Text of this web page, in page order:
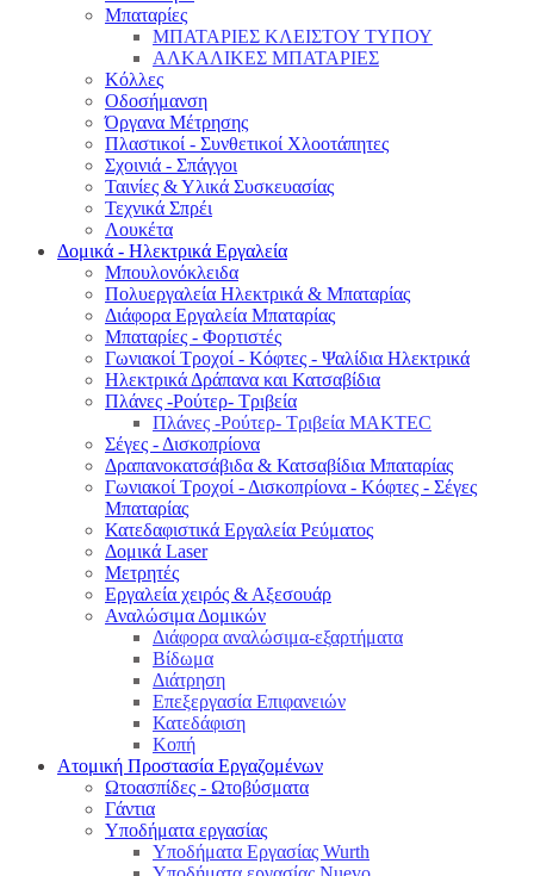
Μπαταρίες
ΜΠΑΤΑΡΙΕΣ ΚΛΕΙΣΤΟΥ ΤΥΠΟΥ
ΑΛΚΑΛΙΚΕΣ ΜΠΑΤΑΡΙΕΣ
Κόλλες
Οδοσήμανση
Όργανα Μέτρησης
Πλαστικοί - Συνθετικοί Χλοοτάπητες
Σχοινιά - Σπάγγοι
Ταινίες & Υλικά Συσκευασίας
Τεχνικά Σπρέι
Λουκέτα
Δομικά - Ηλεκτρικά Εργαλεία
Μπουλονόκλειδα
Πολυεργαλεία Ηλεκτρικά & Μπαταρίας
Διάφορα Εργαλεία Μπαταρίας
Μπαταρίες - Φορτιστές
Γωνιακοί Τροχοί - Κόφτες - Ψαλίδια Ηλεκτρικά
Ηλεκτρικά Δράπανα και Κατσαβίδια
Πλάνες -Ρούτερ- Τριβεία
Πλάνες -Ρούτερ- Τριβεία MAKTEC
Σέγες - Δισκοπρίονα
Δραπανοκατσάβιδα & Κατσαβίδια Μπαταρίας
Γωνιακοί Τροχοί - Δισκοπρίονα - Κόφτες - Σέγες
Μπαταρίας
Κατεδαφιστικά Εργαλεία Ρεύματος
Δομικά Laser
Μετρητές
Εργαλεία χειρός & Αξεσουάρ
Αναλώσιμα Δομικών
Διάφορα αναλώσιμα-εξαρτήματα
Βίδωμα
Διάτρηση
Επεξεργασία Επιφανειών
Κατεδάφιση
Κοπή
Ατομική Προστασία Εργαζομένων
Ωτοασπίδες - Ωτοβύσματα
Γάντια
Υποδήματα εργασίας
Υποδήματα Εργασίας Wurth